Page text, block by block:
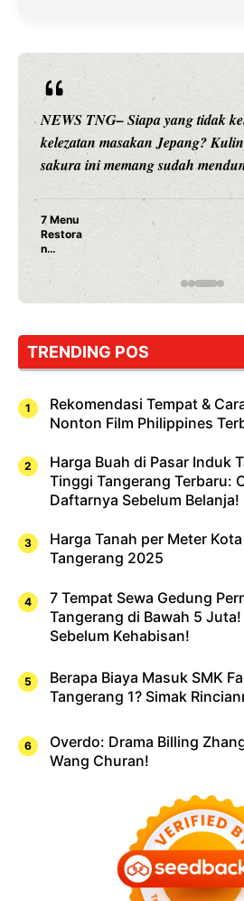
NEWS TNG– Siapa yang tidak
kelezatan masakan Jepang?
sakura ini memang sudah
7 Menu
Restora
n
Jepang
yang
Dicoba,
Cuma
Sushi!
TRENDING POS
Rekomendasi Tempat &
Nonton Film Philippines
Harga Buah di Pasar Induk
Tinggi Tangerang Terbaru:
Daftarnya Sebelum Belanja!
Harga Tanah per Meter Kota
Tangerang 2025
7 Tempat Sewa Gedung
Tangerang di Bawah 5
Sebelum Kehabisan!
Berapa Biaya Masuk SMK
Tangerang 1? Simak
Overdo: Drama Billing
Wang Churan!